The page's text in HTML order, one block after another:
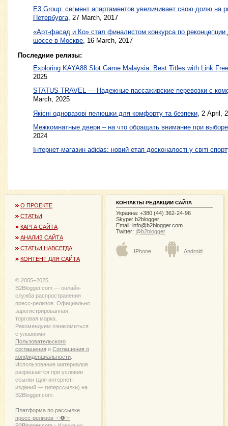
E3 Group: сегмент апартаментов увеличивает свою долю на
Петербурга, 27 March, 2017
«Арт-фасад и Ко» стал финалистом конкурса по
шоссе в Москве 16 March, 2017
Последние релизы:
Exploring KAYA88 Slot Game Malaysia: Best Titles with Link
2025
STATUS TRAVEL — Надежные пассажирские перевозки с
March, 2025
Якісні одноразові пелюшки для комфорту та безпеки , 2 April,
Межкомнатные двери – на что обращать внимание при
2024
Інтернет-магазин adidas: новий етап досконалості у світі
О ПРОЕКТЕ
СТАТЬИ
КАРТА САЙТА
АНАЛИЗ САЙТА
СТАТЬИ НАВСЕГДА
КОНТЕНТ ДЛЯ САЙТА
© 2005−2025,
B2Blogger.com — онлайн-
служба распространения
пресс-релизов. Официально
зарегистрированная
торговая марка.
Рекомендуем ознакомиться
с уловиями
Пользовательского
соглашения и Соглашения о
конфиденциальности
Использование материалов
разрешается при условии
ссылки (для интернет-
изданий — гиперссылки) на
B2Blogger.com.
Платформа по рассылке
пресс-релизов ☜❶☞
КОНТАКТЫ РЕДАКЦИИ САЙТА
Украина: +380 (44) 362-24-96
Skype: b2blogger
Email: info@b2blogger.com
Twitter: @b2blogger
IPhone Android